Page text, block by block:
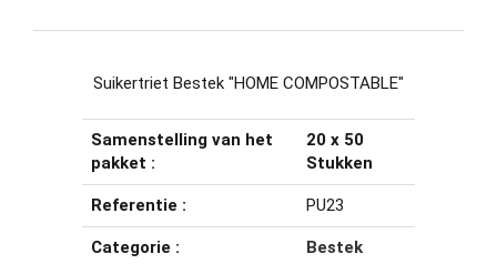
Suikertriet Bestek "HOME COMPOSTABLE"
Samenstelling van het
pakket :
20 x 50
Stukken
Referentie : PU23
Categorie : Bestek